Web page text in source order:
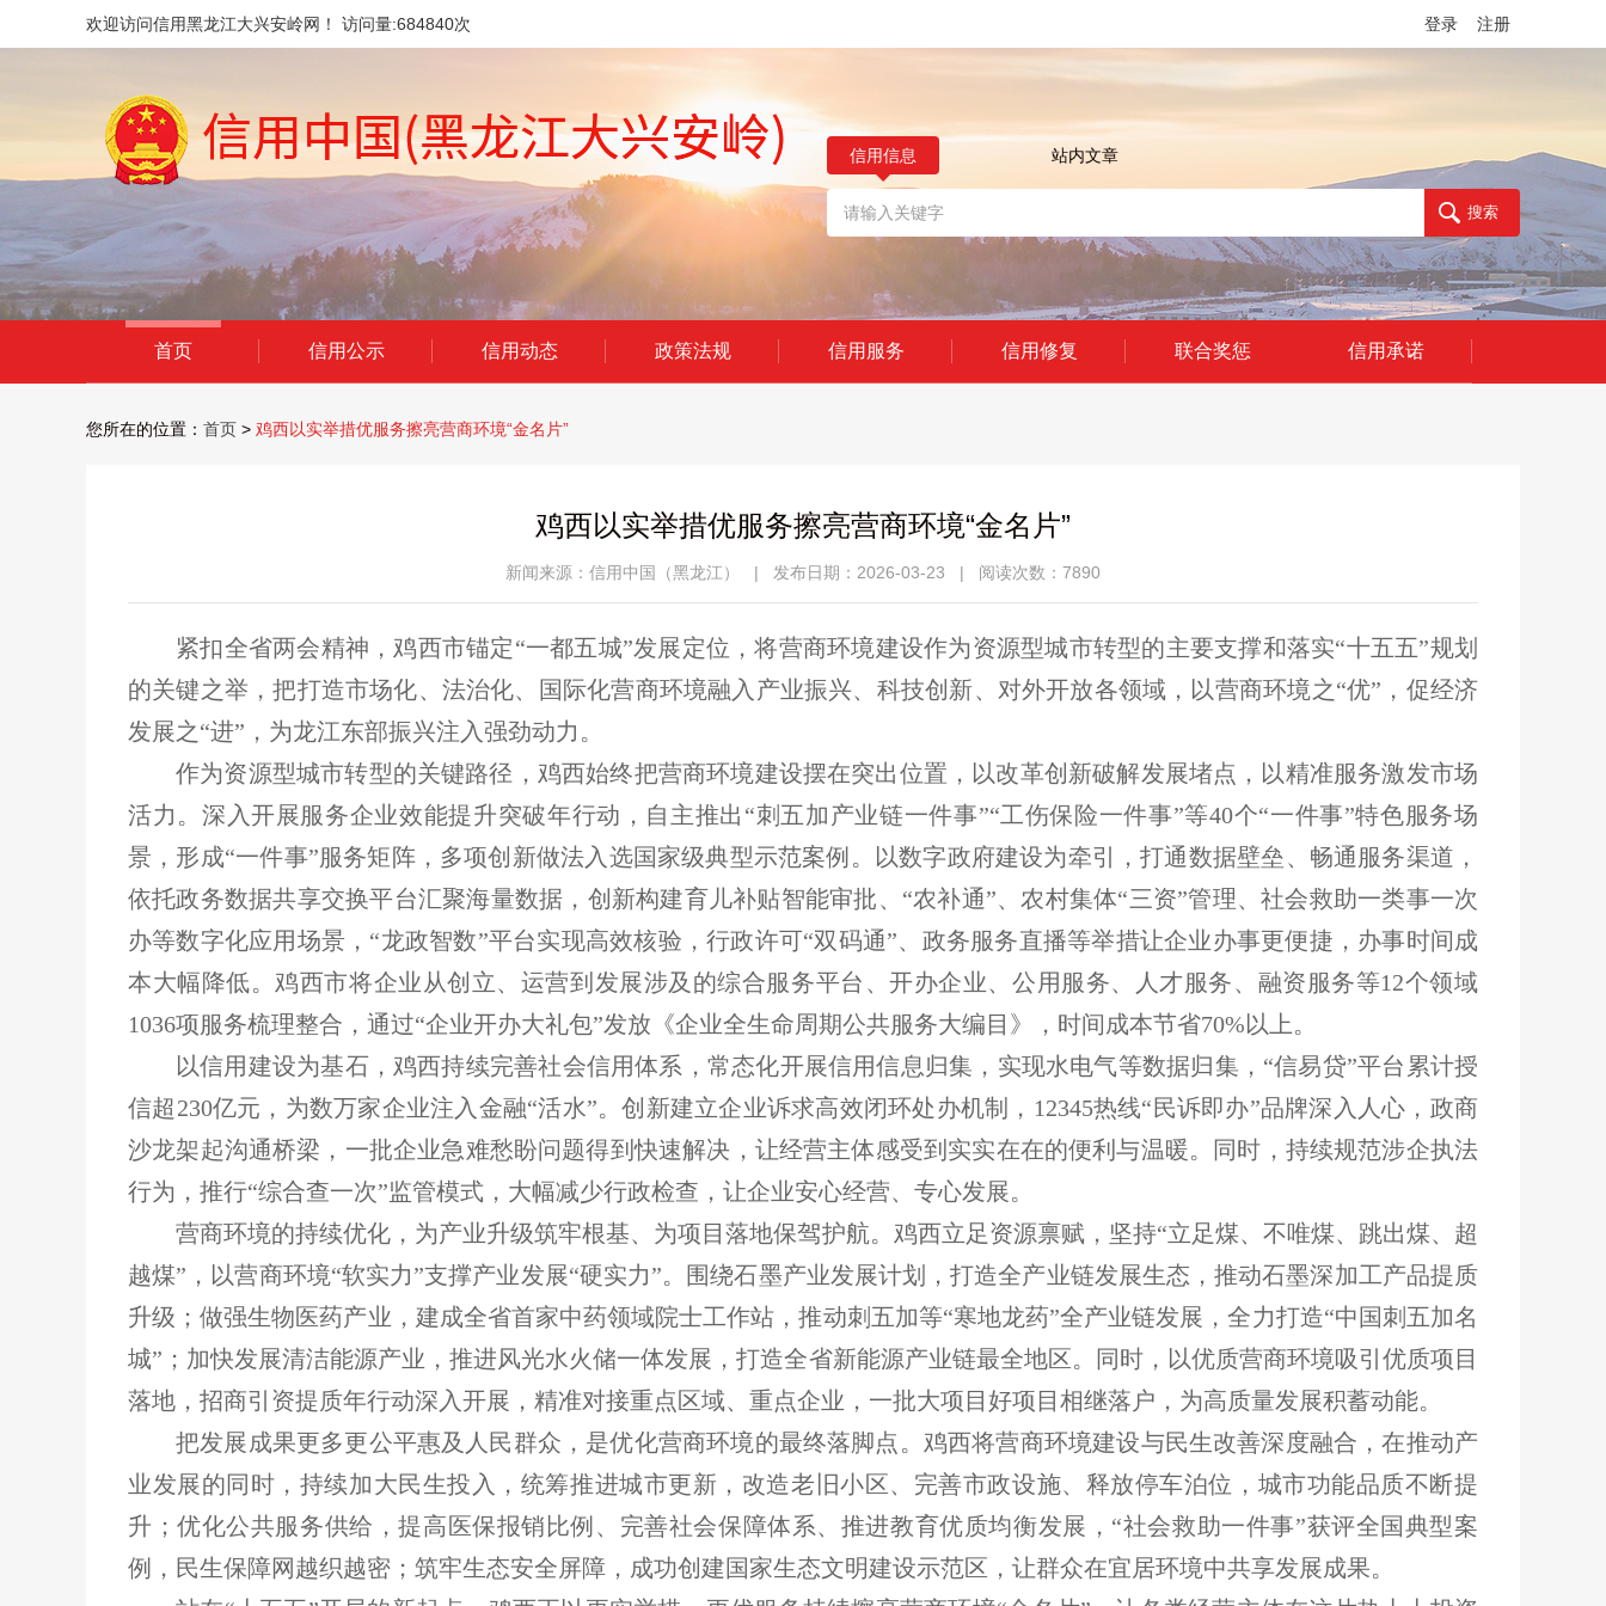
欢迎访问信用黑龙江大兴安岭网！ 访问量:684840次 登录 注册
信用信息 站内文章
首页 信用公示 信用动态 政策法规 信用服务 信用修复 联合奖惩 信用承诺
您所在的位置： 首页 > 鸡西以实举措优服务擦亮营商环境“金名片”
鸡西以实举措优服务擦亮营商环境“金名片”
新闻来源：信用中国（黑龙江） | 发布日期：2026-03-23 | 阅读次数：7890
紧扣全省两会精神，鸡西市锚定“一都五城”发展定位，将营商环境建设作为资源型城市转型的主要支撑和落实“十五五”规划
的关键之举，把打造市场化、法治化、国际化营商环境融入产业振兴、科技创新、对外开放各领域，以营商环境之“优”，促经济
发展之“进”，为龙江东部振兴注入强劲动力。
作为资源型城市转型的关键路径，鸡西始终把营商环境建设摆在突出位置，以改革创新破解发展堵点，以精准服务激发市场
活力。深入开展服务企业效能提升突破年行动，自主推出“刺五加产业链一件事”“工伤保险一件事”等40个“一件事”特色服务场
景，形成“一件事”服务矩阵，多项创新做法入选国家级典型示范案例。以数字政府建设为牵引，打通数据壁垒、畅通服务渠道，
依托政务数据共享交换平台汇聚海量数据，创新构建育儿补贴智能审批、“农补通”、农村集体“三资”管理、社会救助一类事一次
办等数字化应用场景，“龙政智数”平台实现高效核验，行政许可“双码通”、政务服务直播等举措让企业办事更便捷，办事时间成
本大幅降低。鸡西市将企业从创立、运营到发展涉及的综合服务平台、开办企业、公用服务、人才服务、融资服务等12个领域
1036项服务梳理整合，通过“企业开办大礼包”发放《企业全生命周期公共服务大编目》，时间成本节省70%以上。
以信用建设为基石，鸡西持续完善社会信用体系，常态化开展信用信息归集，实现水电气等数据归集，“信易贷”平台累计授
信超230亿元，为数万家企业注入金融“活水”。创新建立企业诉求高效闭环处办机制，12345热线“民诉即办”品牌深入人心，政商
沙龙架起沟通桥梁，一批企业急难愁盼问题得到快速解决，让经营主体感受到实实在在的便利与温暖。同时，持续规范涉企执法
行为，推行“综合查一次”监管模式，大幅减少行政检查，让企业安心经营、专心发展。
营商环境的持续优化，为产业升级筑牢根基、为项目落地保驾护航。鸡西立足资源禀赋，坚持“立足煤、不唯煤、跳出煤、超
越煤”，以营商环境“软实力”支撑产业发展“硬实力”。围绕石墨产业发展计划，打造全产业链发展生态，推动石墨深加工产品提质
升级；做强生物医药产业，建成全省首家中药领域院士工作站，推动刺五加等“寒地龙药”全产业链发展，全力打造“中国刺五加名
城”；加快发展清洁能源产业，推进风光水火储一体发展，打造全省新能源产业链最全地区。同时，以优质营商环境吸引优质项目
落地，招商引资提质年行动深入开展，精准对接重点区域、重点企业，一批大项目好项目相继落户，为高质量发展积蓄动能。
把发展成果更多更公平惠及人民群众，是优化营商环境的最终落脚点。鸡西将营商环境建设与民生改善深度融合，在推动产
业发展的同时，持续加大民生投入，统筹推进城市更新，改造老旧小区、完善市政设施、释放停车泊位，城市功能品质不断提
升；优化公共服务供给，提高医保报销比例、完善社会保障体系、推进教育优质均衡发展，“社会救助一件事”获评全国典型案
例，民生保障网越织越密；筑牢生态安全屏障，成功创建国家生态文明建设示范区，让群众在宜居环境中共享发展成果。